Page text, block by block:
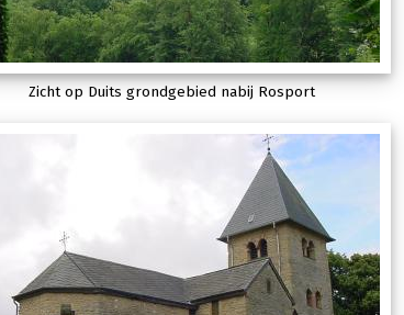
Zicht op Duits grondgebied nabij Rosport